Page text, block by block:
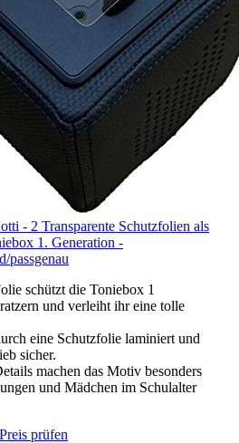
- 2 Transparente Schutzfolien als
1. Generation -
passgenau
schützt die Toniebox 1
und verleiht ihr eine tolle
eine Schutzfolie laminiert und
sicher.
machen das Motiv besonders
und Mädchen im Schulalter
Preis prüfen